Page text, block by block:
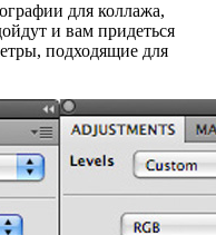
для коллажа,
и вам придеться
подходящие для